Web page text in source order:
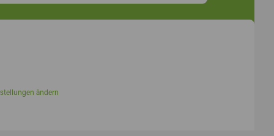
ändern